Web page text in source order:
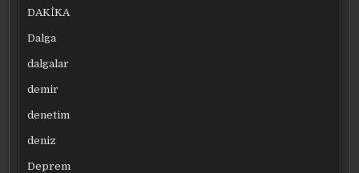
DAKİKA
Dalga
dalgalar
demir
denetim
deniz
Deprem